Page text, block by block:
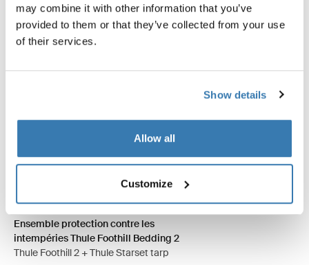
may combine it with other information that you’ve
provided to them or that they’ve collected from your use
of their services.
Show details
Allow all
Customize
Ensemble protection contre les intempéries Thule Foothill Bedding
Ensemble protection contre les
intempéries Thule Foothill Bedding 2
Thule Foothill 2 + Thule Starset tarp